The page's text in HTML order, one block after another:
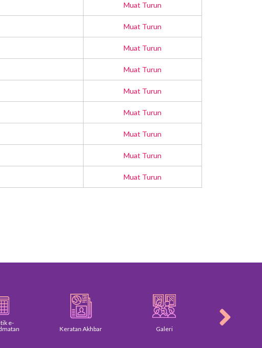
Muat Turun
Muat Turun
Muat Turun
Muat Turun
Muat Turun
Muat Turun
Muat Turun
Muat Turun
Muat Turun
Keratan Akhbar